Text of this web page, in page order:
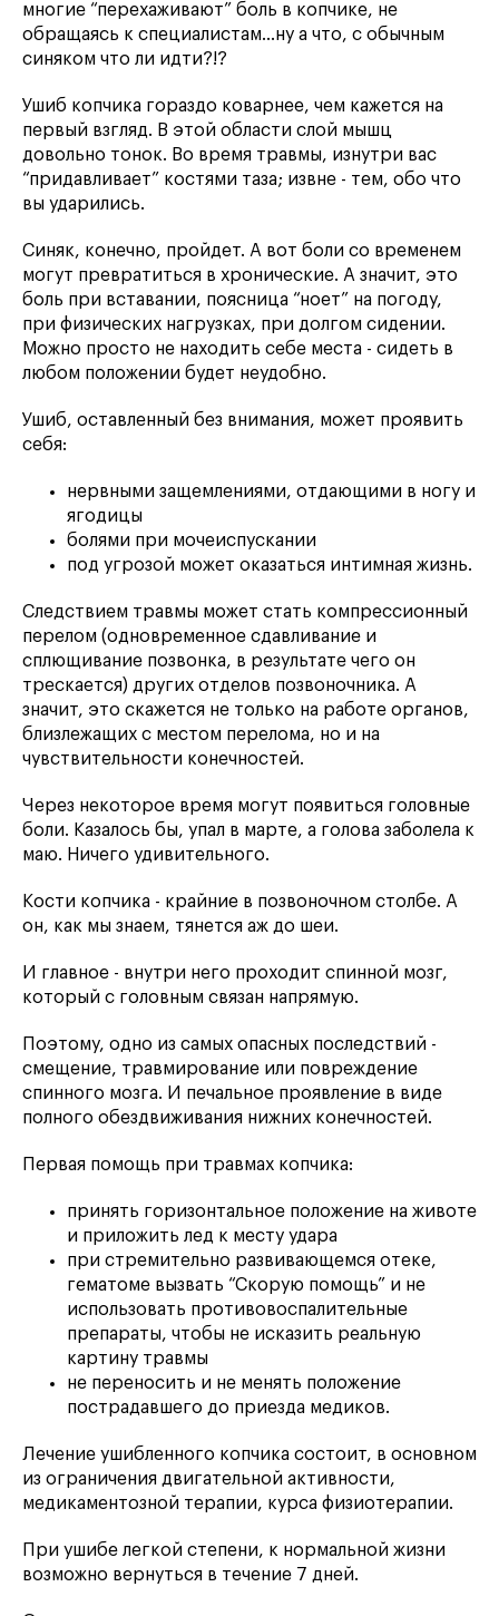
многие “перехаживают” боль в копчике, не
обращаясь к специалистам…ну а что, с обычным
синяком что ли идти?!?
Ушиб копчика гораздо коварнее, чем кажется на
первый взгляд. В этой области слой мышц
довольно тонок. Во время травмы, изнутри вас
“придавливает” костями таза; извне - тем, обо что
вы ударились.
Синяк, конечно, пройдет. А вот боли со временем
могут превратиться в хронические. А значит, это
боль при вставании, поясница “ноет” на погоду,
при физических нагрузках, при долгом сидении.
Можно просто не находить себе места - сидеть в
любом положении будет неудобно.
Ушиб, оставленный без внимания, может проявить
себя:
нервными защемлениями, отдающими в ногу и
ягодицы
болями при мочеиспускании
под угрозой может оказаться интимная жизнь.
Следствием травмы может стать компрессионный
перелом (одновременное сдавливание и
сплющивание позвонка, в результате чего он
трескается) других отделов позвоночника. А
значит, это скажется не только на работе органов,
близлежащих с местом перелома, но и на
чувствительности конечностей.
Через некоторое время могут появиться головные
боли. Казалось бы, упал в марте, а голова заболела к
маю. Ничего удивительного.
Кости копчика - крайние в позвоночном столбе. А
он, как мы знаем, тянется аж до шеи.
И главное - внутри него проходит спинной мозг,
который с головным связан напрямую.
Поэтому, одно из самых опасных последствий -
смещение, травмирование или повреждение
спинного мозга. И печальное проявление в виде
полного обездвиживания нижних конечностей.
Первая помощь при травмах копчика:
принять горизонтальное положение на животе
и приложить лед к месту удара
при стремительно развивающемся отеке,
гематоме вызвать “Скорую помощь” и не
использовать противовоспалительные
препараты, чтобы не исказить реальную
картину травмы
не переносить и не менять положение
пострадавшего до приезда медиков.
Лечение ушибленного копчика состоит, в основном
из ограничения двигательной активности,
медикаментозной терапии, курса физиотерапии.
При ушибе легкой степени, к нормальной жизни
возможно вернуться в течение 7 дней.